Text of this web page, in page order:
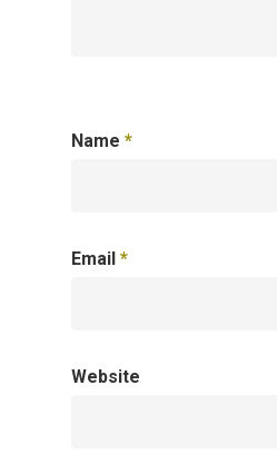
Name *
Email *
Website